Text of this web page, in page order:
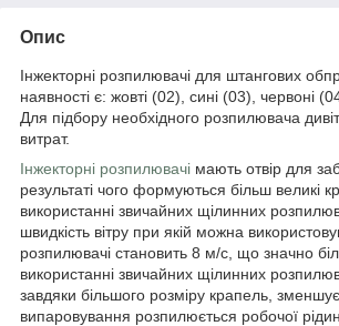
Опис
Інжекторні розпилювачі для штангових
наявності є: жовті (02), сині (03), червоні
Для підбору необхідного розпилювача
витрат.
Інжекторні розпилювачі мають отвір для
результаті чого формуються більш великі
використанні звичайних щілинних
швидкість вітру при якій можна
розпилювачі становить 8 м/с, що значно
використанні звичайних щілинних
завдяки більшого розміру крапель,
випаровування розпилюється робочої